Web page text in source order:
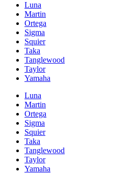
Luna
Martin
Ortega
Sigma
Squier
Taka
Tanglewood
Taylor
Yamaha
Luna
Martin
Ortega
Sigma
Squier
Taka
Tanglewood
Taylor
Yamaha